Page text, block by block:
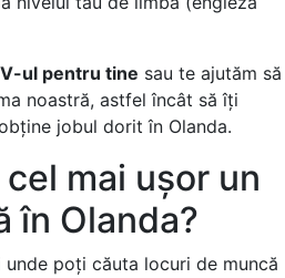
ul pentru tine sau te ajutăm să
noastră, astfel încât să îți
jobul dorit în Olanda.
mai ușor un
în Olanda?
poți căuta locuri de muncă